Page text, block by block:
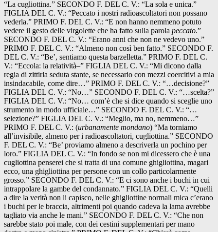
“La cugliottina.” SECONDO F. DEL C. V.: “La sola e unica.”
FIGLIA DEL C. V.: “Peccato i nostri radioascoltatori non possano
vederla.” PRIMO F. DEL C. V.: “E non hanno nemmeno potuto
vedere il gesto delle virgolette che ha fatto sulla parola peccato.”
SECONDO F. DEL C. V.: “Erano anni che non ne vedevo uno.”
PRIMO F. DEL C. V.: “Almeno non così ben fatto.” SECONDO F.
DEL C. V.: “Be’, sentiamo questa barzelletta.” PRIMO F. DEL C.
V.: “Eccola: la relatività–” FIGLIA DEL C. V.: “Mi dicono dalla
regia di zittirla seduta stante, se necessario con mezzi coercitivi a mia
insindacabile, come dire…” PRIMO F. DEL C. V.: “…decisione?”
FIGLIA DEL C. V.: “No…” SECONDO F. DEL C. V.: “…scelta?”
FIGLIA DEL C. V.: “No… com’è che si dice quando si sceglie uno
strumento in modo ufficiale…” SECONDO F. DEL C. V.: “…
selezione?” FIGLIA DEL C. V.: “Meglio, ma no, nemmeno…”
PRIMO F. DEL C. V.: (urbanamente mondano) “Ma torniamo
all’invisibile, almeno per i radioascoltatori, cugliottina.” SECONDO
F. DEL C. V.: “Be’ proviamo almeno a descriverla un pochino per
loro.” FIGLIA DEL C. V.: “In fondo se non mi dicessero che è una
cugliottina penserei che si tratta di una comune ghigliottina, magari
ecco, una ghigliottina per persone con un collo particolarmente
grosso.” SECONDO F. DEL C. V.: “E ci sono anche i buchi in cui
intrappolare la gambe del condannato.” FIGLIA DEL C. V.: “Quelli
a dire la verità non li capisco, nelle ghigliottine normali mica c’erano
i buchi per le braccia, altrimenti poi quando cadeva la lama avrebbe
tagliato via anche le mani.” SECONDO F. DEL C. V.: “Che non
sarebbe stato poi male, con dei cestini supplementari per mano